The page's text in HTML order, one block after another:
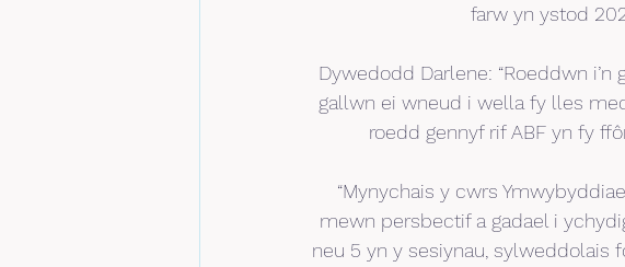
farw yn ystod
Dywedodd Darlene: “Roeddwn
gallwn ei wneud i wella fy lles
roedd gennyf rif ABF yn fy
“Mynychais y cwrs
mewn persbectif a gadael i
neu 5 yn y sesiynau, sylweddolais